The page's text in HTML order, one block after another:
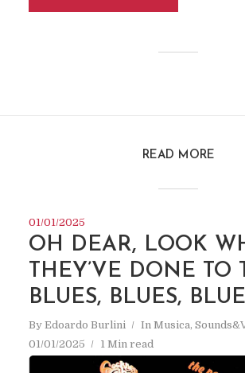
READ MORE
01/01/2025
OH DEAR, LOOK
THEY’VE DONE TO
BLUES, BLUES,
By Edoardo Burlini In Musica,
01/01/2025
1 Min read